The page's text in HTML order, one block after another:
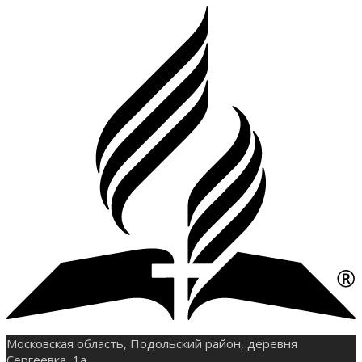
Московская область, Подольский район, деревня